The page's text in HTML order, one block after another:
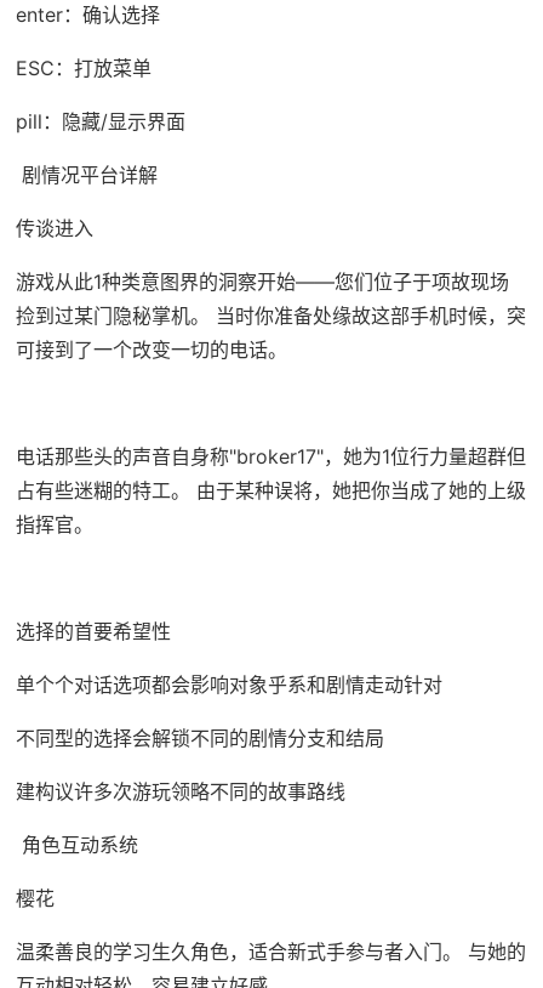
enter：确认选择
ESC：打放菜单
pill：隐藏/显示界面
剧情况平台详解
传谈进入
游戏从此1种类意图界的洞察开始——您们位子于项故现场
捡到过某门隐秘掌机。 当时你准备处缘故这部手机时候，突
可接到了一个改变一切的电话。
电话那些头的声音自身称"broker17"，她为1位行力量超群但
占有些迷糊的特工。 由于某种误将，她把你当成了她的上级
指挥官。
选择的首要希望性
单个个对话选项都会影响对象乎系和剧情走动针对
不同型的选择会解锁不同的剧情分支和结局
建构议许多次游玩领略不同的故事路线
角色互动系统
樱花
温柔善良的学习生久角色，适合新式手参与者入门。 与她的